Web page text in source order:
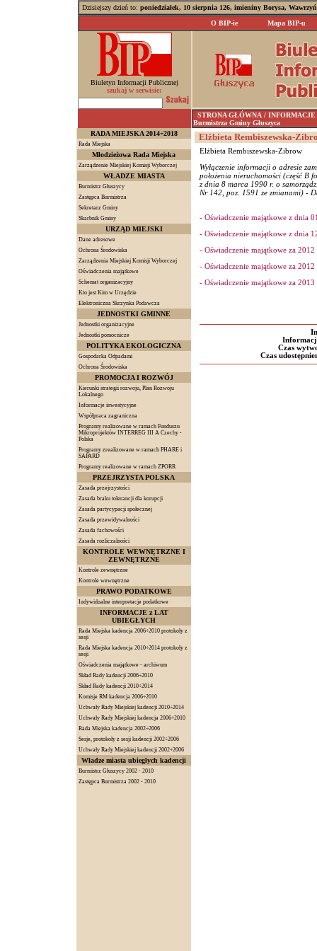
Dzisiejszy dzień to: poniedziałek, 10 sierpnia 126, imieniny Borysa,
O BIP-ie
Mapa BIP-u
Biuletyn Informacji Publicznej
szukaj w serwisie:
STRONA GŁÓWNA / INFORMACJE
Burmistrza Gminy Głuszyca
RADA MIEJSKA 2014÷2018
Rada Miejska
Młodzieżowa Rada Miejska
Zarządzenie Miejskiej Komisji Wyborczej
WŁADZE MIASTA
Burmistrz Głuszycy
Zastępca Burmistrza
Sekretarz Gminy
Skarbnik Gminy
URZĄD MIEJSKI
Dane adresowe
Ochrona Środowiska
Zarządzenia Miejskiej Komisji Wyborczej
Oświadczenia majątkowe
Schemat organizacyjny
Kto jest Kim w Urzędzie
Elektroniczna Skrzynka Podawcza
JEDNOSTKI GMINNE
Jednostki organizacyjne
Jednostki pomocnicze
POLITYKA EKOLOGICZNA
Gospodarka Odpadami
Ochrona Środowiska
PROMOCJA I ROZWÓJ
Kierunki strategii rozwoju, Plan Rozwoju
Lokalnego
Informacje inwestycyjne
Współpraca zagraniczna
Programy realizowane w ramach Funduszu
Mikroprojektów INTERREG III A Czechy -
Polska
Programy zrealizowane w ramach PHARE i
SAPARD
Programy realizowane w ramach ZPORR
PRZEJRZYSTA POLSKA
Zasada przejrzystości
Zasada braku tolerancji dla korupcji
Zasada partycypacji społecznej
Zasada przewidywalności
Zasada fachowości
Zasada rozliczalności
KONTROLE WEWNĘTRZNE I
ZEWNĘTRZNE
Kontrole zewnętrzne
Kontrole wewnętrzne
PRAWO PODATKOWE
Indywidualne interpretacje podatkowe
INFORMACJE z LAT
UBIEGŁYCH
Rada Miejska kadencja 2006÷2010 protokoły z
sesji
Rada Miejska kadencja 2010÷2014 protokoły z
sesji
Oświadczenia majątkowe - archiwum
Skład Rady kadencji 2006÷2010
Skład Rady kadencji 2010÷2014
Komisje RM kadencja 2006÷2010
Uchwały Rady Miejskiej kadencji 2010÷2014
Uchwały Rady Miejskiej kadencja 2006÷2010
Rada Miejska kadencja 2002÷2006
Sesje, protokoły z sesji kadencji 2002÷2006
Uchwały Rady Miejskiej kadencji 2002÷2006
Władze miasta ubiegłych kadencji
Burmistrz Głuszycy 2002 - 2010
Zastępca Burmistrza 2002 - 2010
Elżbieta Rembiszewska-
Elżbieta Rembiszewska-Zibrow
Wyłączenie informacji o adresie
położenia nieruchomości (część B
z dnia 8 marca 1990 r. o
Nr 142, poz. 1591 ze zmianami) -
- Oświadczenie majątkowe z dnia
- Oświadczenie majątkowe z dnia
- Oświadczenie majątkowe za 2012
- Oświadczenie majątkowe za
- Oświadczenie majątkowe za 2013
Czas
Czas